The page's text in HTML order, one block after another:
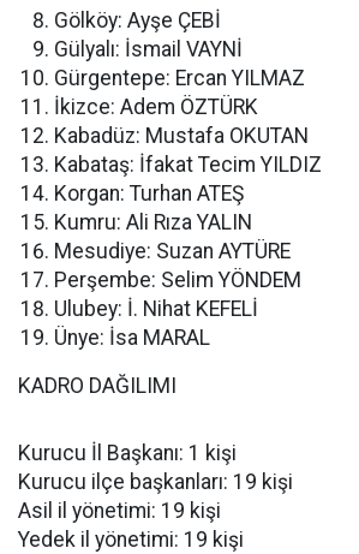
Gölköy: Ayşe ÇEBİ
Gülyalı: İsmail VAYNİ
Gürgentepe: Ercan YILMAZ
İkizce: Adem ÖZTÜRK
Kabadüz: Mustafa OKUTAN
Kabataş: İfakat Tecim YILDIZ
Korgan: Turhan ATEŞ
Kumru: Ali Rıza YALIN
Mesudiye: Suzan AYTÜRE
Perşembe: Selim YÖNDEM
Ulubey: İ. Nihat KEFELİ
Ünye: İsa MARAL
KADRO DAĞILIMI
Kurucu İl Başkanı: 1 kişi
Kurucu ilçe başkanları: 19 kişi
Asil il yönetimi: 19 kişi
Yedek il yönetimi: 19 kişi